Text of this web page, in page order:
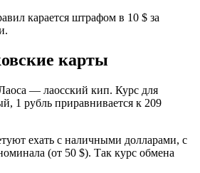
карается штрафом в 10 $ за
карты
— лаосский кип. Курс для
1 рубль приравнивается к 209
ехать с наличными долларами, с
(от 50 $). Так курс обмена